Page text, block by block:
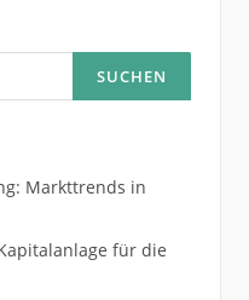
Markttrends in
für die